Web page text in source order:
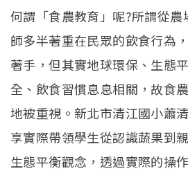
未來學生
學生專區
校友專區
相關連結
English
何謂「食農教育」呢?所謂從
師多半著重在民眾的飲食行為
著手，但其實地球環保、生態
全、飲食習慣息息相關，故食
地被重視。新北市清江國小蕭
享實際帶領學生從認識蔬果到
生態平衡觀念，透過實際的操